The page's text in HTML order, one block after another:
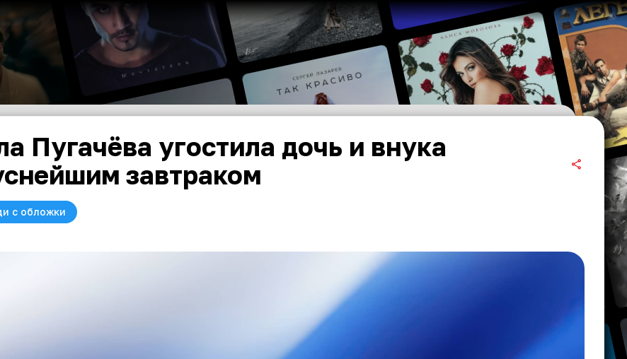
Пугачёва угостила дочь и внука
завтраком
с обложки